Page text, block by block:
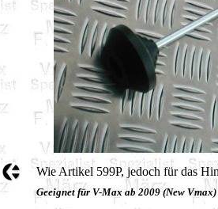
Wie Artikel 599P, jedoch für das
Geeignet für V-Max ab 2009 (New Vmax)